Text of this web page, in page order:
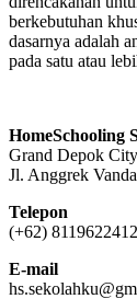
berkebutuhan
dasarnya adalah
pada satu atau
HomeSchooling
Grand Depok
Jl. Anggrek
Telepon
(+62)
E-mail